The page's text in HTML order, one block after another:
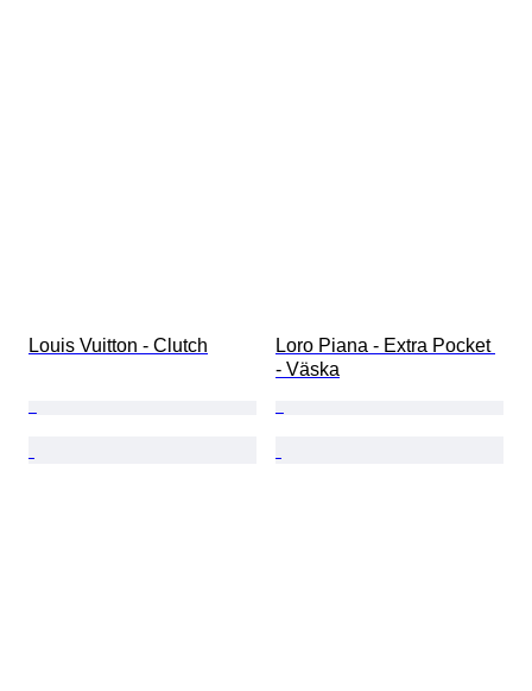
Louis Vuitton - Clutch
Loro Piana - Extra Pocket
- Väska